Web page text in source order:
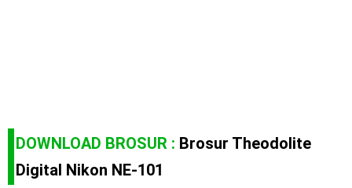
DOWNLOAD BROSUR : Brosur Theodolite
Digital Nikon NE-101